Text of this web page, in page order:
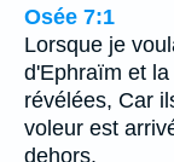
Osée 7:1
Lorsque je
d'Ephraïm et
révélées, Car
voleur est
dehors.